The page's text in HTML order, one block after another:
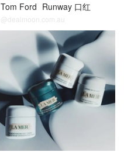
Tom Ford Runway 口红
@dealmoon.com.au
David Jones